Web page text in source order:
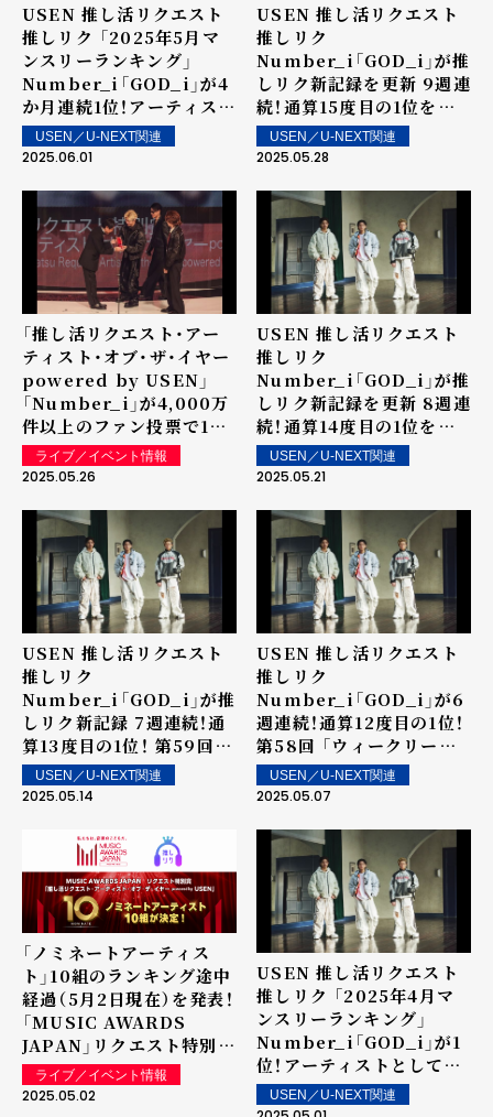
USEN 推し活リクエスト
推しリク 「2025年5月マ
ンスリーランキング」
Number_i「GOD_i」が4
か月連続1位！アーティスト
としては6か月連続の1位
を記録！
USEN／U-NEXT関連
2025.06.01
USEN 推し活リクエスト
推しリク
Number_i「GOD_i」が推
しリク新記録を更新 9週連
続！通算15度目の1位を獲
得！ 第61回 「ウィークリー
ランキング」を発表～ 上位
内で配信！
USEN／U-NEXT関連
2025.05.28
「推し活リクエスト・アー
ティスト・オブ・ザ・イヤー
powered by USEN」
「Number_i」が4,000万
件以上のファン投票で1位
に決定！ 5/22（木）
「MUSIC AWARDS
Ceremony」で発表・表彰
ライブ／イベント情報
2025.05.26
USEN 推し活リクエスト
推しリク
Number_i「GOD_i」が推
しリク新記録を更新 8週連
続！通算14度目の1位を獲
得！ 第60回 「ウィークリ
ーランキング」を発表～ 上
店内で配信！
USEN／U-NEXT関連
2025.05.21
USEN 推し活リクエスト
推しリク
Number_i「GOD_i」が推
しリク新記録 7週連続！通
算13度目の1位！ 第59回
「ウィークリーランキン
グ」を発表～ 上位ランクイ
USEN／U-NEXT関連
2025.05.14
USEN 推し活リクエスト
推しリク
Number_i「GOD_i」が6
週連続！通算12度目の1位！
第58回 「ウィークリーラ
ンキング」を発表～ 上位ラ
ンクイン楽曲は街中・店内
USEN／U-NEXT関連
2025.05.07
「ノミネートアーティス
ト」10組のランキング途中
経過（5月2日現在）を発表！
「MUSIC AWARDS
JAPAN」リクエスト特別賞
「推し活リクエスト・アー
ティスト・オブ・ザ・イヤー
ライブ／イベント情報
2025.05.02
USEN 推し活リクエスト
推しリク 「2025年4月マ
ンスリーランキング」
Number_i「GOD_i」が1
位！アーティストとしては
5か月連続の1位を記録！
USEN／U-NEXT関連